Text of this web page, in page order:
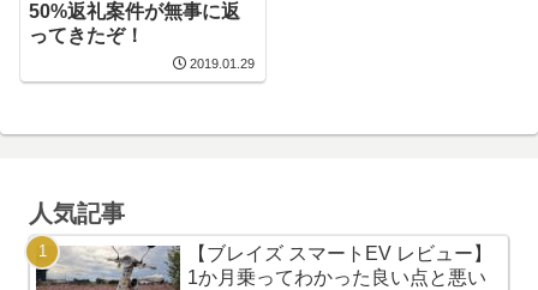
50%返礼案件が無事に返
ってきたぞ！
2019.01.29
人気記事
【ブレイズ スマートEV レビュー】
1か月乗ってわかった良い点と悪い